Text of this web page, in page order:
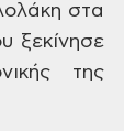
στα
ξεκίνησε
της